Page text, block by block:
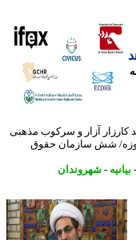
آزار و سرکوب مذهبی
شش سازمان حقوق
-شهروندان